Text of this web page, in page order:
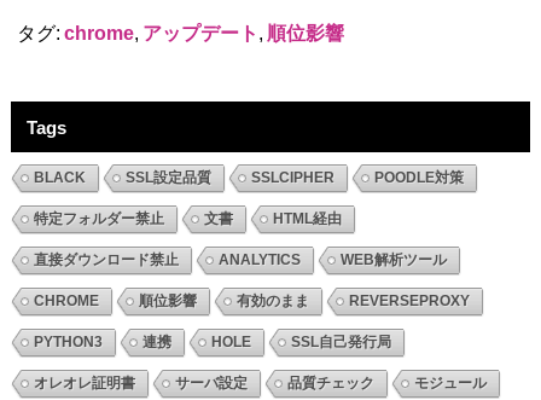
タグ:chrome, アップデート, 順位影響
Tags
BLACK SSL設定品質 SSLCIPHER POODLE対策
特定フォルダー禁止 文書 HTML経由
直接ダウンロード禁止 ANALYTICS WEB解析ツール
CHROME 順位影響 有効のまま REVERSEPROXY
PYTHON3 連携 HOLE SSL自己発行局
オレオレ証明書 サーバ設定 品質チェック モジュール